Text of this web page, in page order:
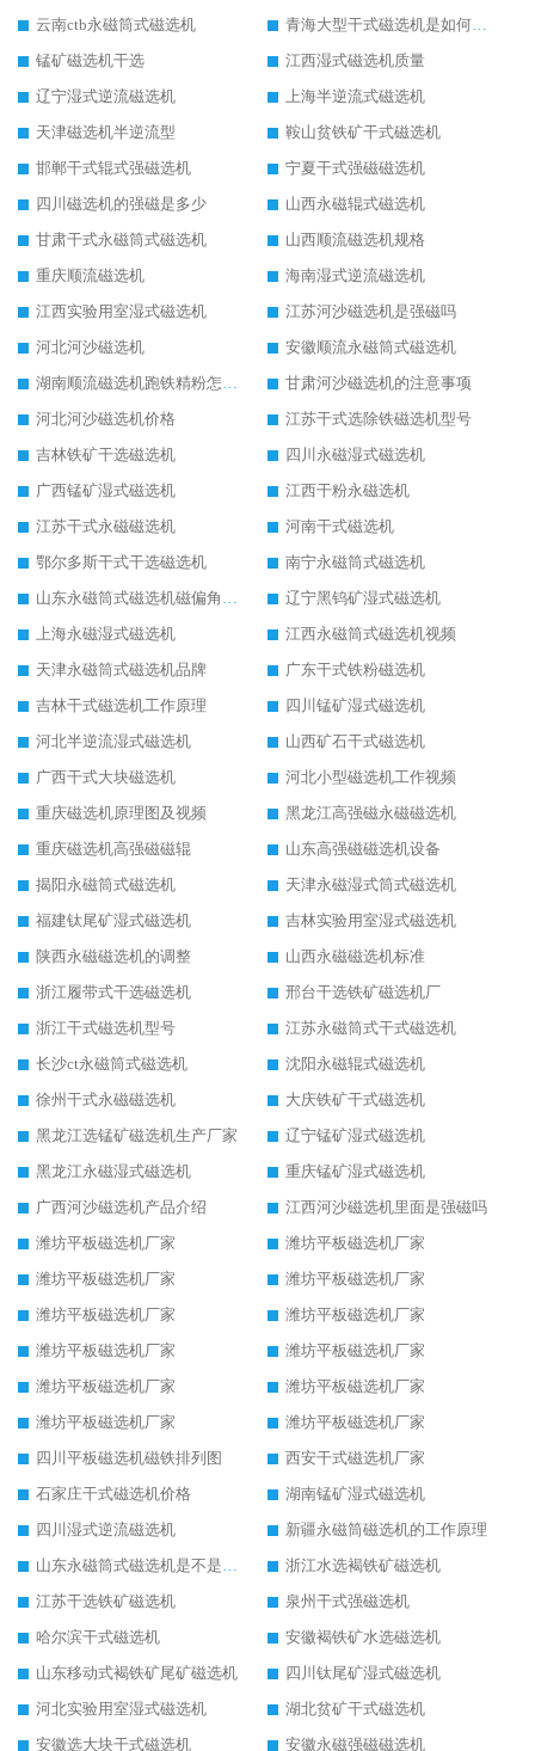
云南ctb永磁筒式磁选机
青海大型干式磁选机是如何选矿的
锰矿磁选机干选
江西湿式磁选机质量
辽宁湿式逆流磁选机
上海半逆流式磁选机
天津磁选机半逆流型
鞍山贫铁矿干式磁选机
邯郸干式辊式强磁选机
宁夏干式强磁磁选机
四川磁选机的强磁是多少
山西永磁辊式磁选机
甘肃干式永磁筒式磁选机
山西顺流磁选机规格
重庆顺流磁选机
海南湿式逆流磁选机
江西实验用室湿式磁选机
江苏河沙磁选机是强磁吗
河北河沙磁选机
安徽顺流永磁筒式磁选机
湖南顺流磁选机跑铁精粉怎么处理
甘肃河沙磁选机的注意事项
河北河沙磁选机价格
江苏干式选除铁磁选机型号
吉林铁矿干选磁选机
四川永磁湿式磁选机
广西锰矿湿式磁选机
江西干粉永磁选机
江苏干式永磁磁选机
河南干式磁选机
鄂尔多斯干式干选磁选机
南宁永磁筒式磁选机
山东永磁筒式磁选机磁偏角怎么调整
辽宁黑钨矿湿式磁选机
上海永磁湿式磁选机
江西永磁筒式磁选机视频
天津永磁筒式磁选机品牌
广东干式铁粉磁选机
吉林干式磁选机工作原理
四川锰矿湿式磁选机
河北半逆流湿式磁选机
山西矿石干式磁选机
广西干式大块磁选机
河北小型磁选机工作视频
重庆磁选机原理图及视频
黑龙江高强磁永磁磁选机
重庆磁选机高强磁磁辊
山东高强磁磁选机设备
揭阳永磁筒式磁选机
天津永磁湿式筒式磁选机
福建钛尾矿湿式磁选机
吉林实验用室湿式磁选机
陕西永磁磁选机的调整
山西永磁磁选机标准
浙江履带式干选磁选机
邢台干选铁矿磁选机厂
浙江干式磁选机型号
江苏永磁筒式干式磁选机
长沙ct永磁筒式磁选机
沈阳永磁辊式磁选机
徐州干式永磁磁选机
大庆铁矿干式磁选机
黑龙江选锰矿磁选机生产厂家
辽宁锰矿湿式磁选机
黑龙江永磁湿式磁选机
重庆锰矿湿式磁选机
广西河沙磁选机产品介绍
江西河沙磁选机里面是强磁吗
潍坊平板磁选机厂家
潍坊平板磁选机厂家
潍坊平板磁选机厂家
潍坊平板磁选机厂家
潍坊平板磁选机厂家
潍坊平板磁选机厂家
潍坊平板磁选机厂家
潍坊平板磁选机厂家
潍坊平板磁选机厂家
潍坊平板磁选机厂家
潍坊平板磁选机厂家
潍坊平板磁选机厂家
四川平板磁选机磁铁排列图
西安干式磁选机厂家
石家庄干式磁选机价格
湖南锰矿湿式磁选机
四川湿式逆流磁选机
新疆永磁筒磁选机的工作原理
山东永磁筒式磁选机是不是强磁
浙江水选褐铁矿磁选机
江苏干选铁矿磁选机
泉州干式强磁选机
哈尔滨干式磁选机
安徽褐铁矿水选磁选机
山东移动式褐铁矿尾矿磁选机
四川钛尾矿湿式磁选机
河北实验用室湿式磁选机
湖北贫矿干式磁选机
安徽选大块干式磁选机
安徽永磁强磁磁选机